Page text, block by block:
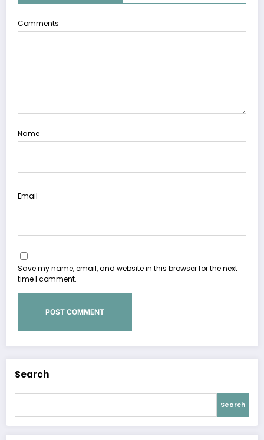
Comments
Name
Email
Save my name, email, and website in this browser for the next
time I comment.
Search
Search